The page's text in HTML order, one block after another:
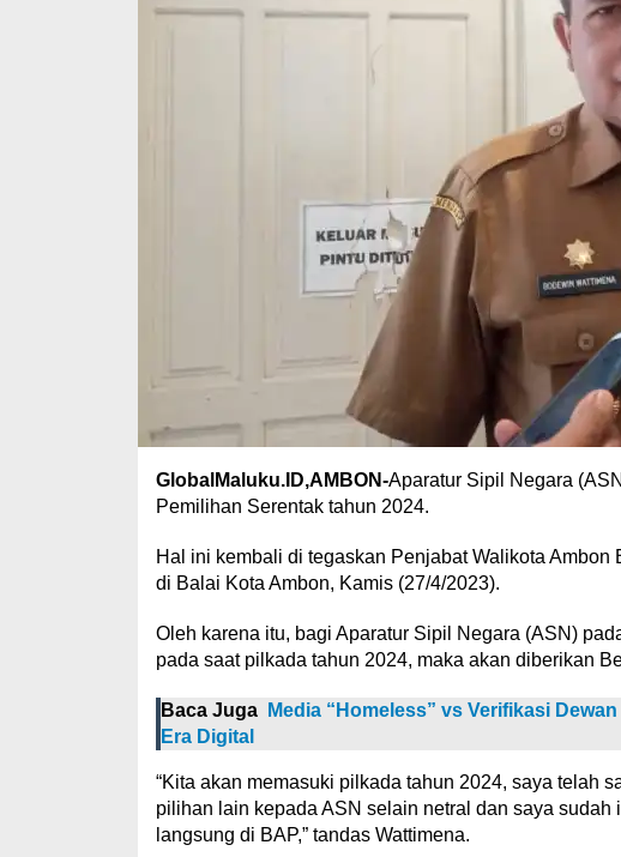
GlobalMaluku.ID,AMBON-Aparatur Sipil Negara
Pemilihan Serentak tahun 2024.
Hal ini kembali di tegaskan Penjabat Walikota Ambon
di Balai Kota Ambon, Kamis (27/4/2023).
Oleh karena itu, bagi Aparatur Sipil Negara (ASN)
pada saat pilkada tahun 2024, maka akan diberikan
Baca Juga
Media “Homeless” vs Verifikasi
Era Digital
“Kita akan memasuki pilkada tahun 2024, saya telah
pilihan lain kepada ASN selain netral dan saya
langsung di BAP,” tandas Wattimena.